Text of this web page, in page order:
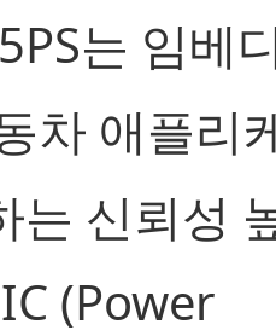
는 임베
차 애플리
는 신뢰성
(Power